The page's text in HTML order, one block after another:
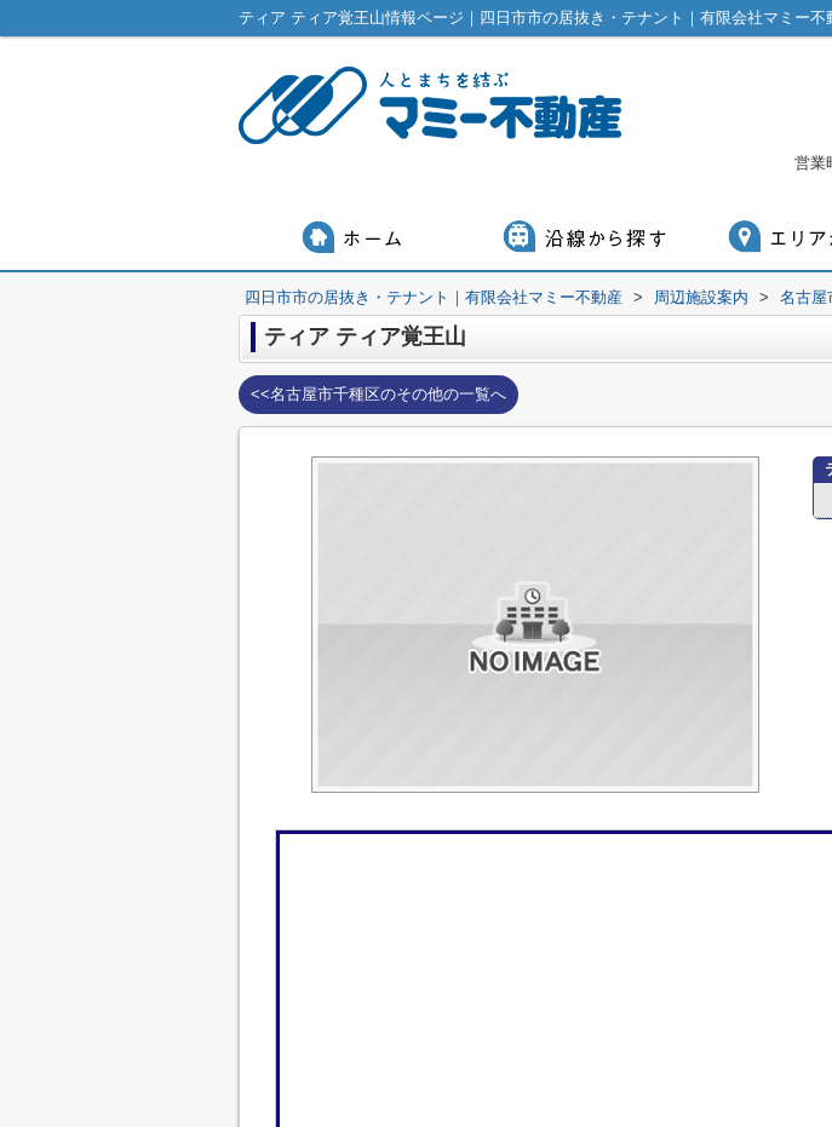
ティア ティア覚王山情報ページ｜四日市市の居抜き・テナント｜有限会社マミー不
営業
四日市市の居抜き・テナント｜有限会社マミー不動産 > 周辺施設案内 > 名古屋
ティア ティア覚王山
<<名古屋市千種区のその他の一覧へ